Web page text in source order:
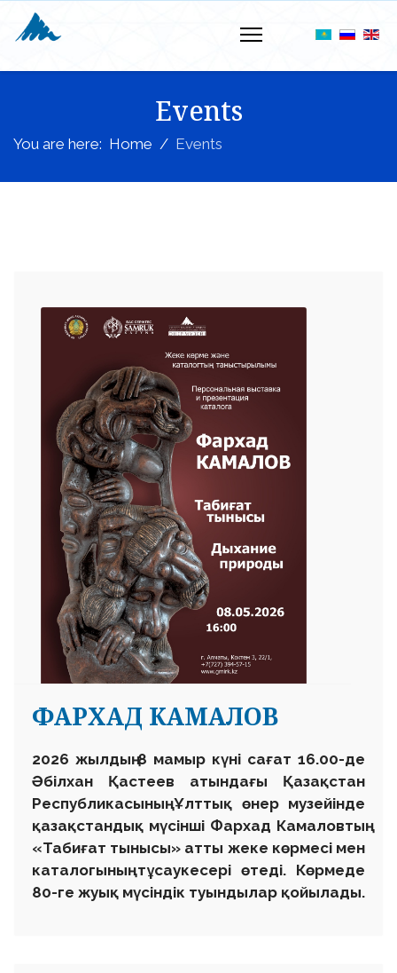
Events
You are here: Home Events
ФАРХАД КАМАЛОВ
2026 жылдың 8 мамыр күні сағат 16.00-де
Әбілхан Қастеев атындағы Қазақстан
Республикасының Ұлттық өнер музейінде
қазақстандық мүсінші Фархад Камаловтың
«Табиғат тынысы» атты жеке көрмесі мен
каталогының тұсаукесері өтеді. Көрмеде
80-ге жуық мүсіндік туындылар қойылады.